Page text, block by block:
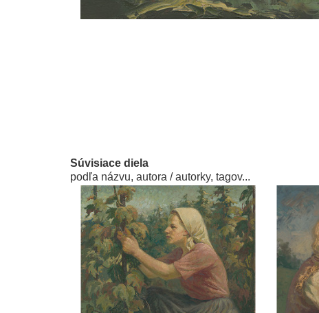
Súvisiace diela
podľa názvu, autora / autorky, tagov...